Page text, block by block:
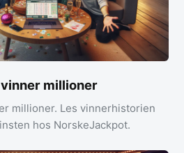
millioner
millioner. Les vinnerhistorien
hos NorskeJackpot.